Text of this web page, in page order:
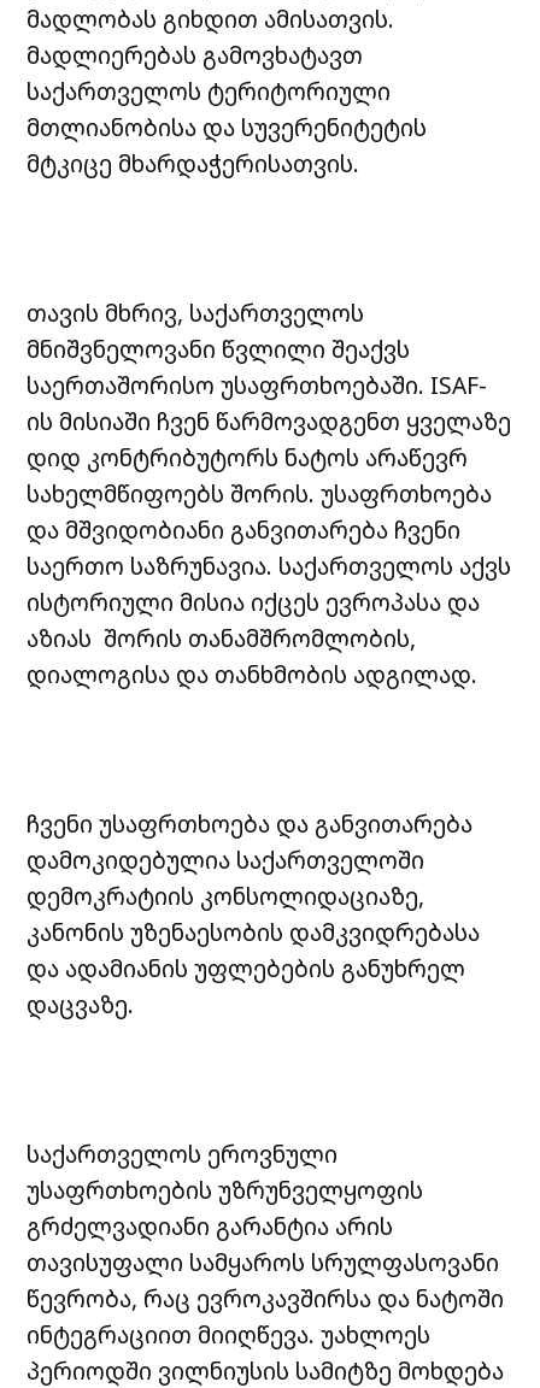
მადლობას გიხდით ამისათვის.
მადლიერებას გამოვხატავთ
საქართველოს ტერიტორიული
მთლიანობისა და სუვერენიტეტის
მტკიცე მხარდაჭერისათვის.
თავის მხრივ, საქართველოს
მნიშვნელოვანი წვლილი შეაქვს
საერთაშორისო უსაფრთხოებაში. ISAF-
ის მისიაში ჩვენ წარმოვადგენთ ყველაზე
დიდ კონტრიბუტორს ნატოს არაწევრ
სახელმწიფოებს შორის. უსაფრთხოება
და მშვიდობიანი განვითარება ჩვენი
საერთო საზრუნავია. საქართველოს აქვს
ისტორიული მისია იქცეს ევროპასა და
აზიას შორის თანამშრომლობის,
დიალოგისა და თანხმობის ადგილად.
ჩვენი უსაფრთხოება და განვითარება
დამოკიდებულია საქართველოში
დემოკრატიის კონსოლიდაციაზე,
კანონის უზენაესობის დამკვიდრებასა
და ადამიანის უფლებების განუხრელ
დაცვაზე.
საქართველოს ეროვნული
უსაფრთხოების უზრუნველყოფის
გრძელვადიანი გარანტია არის
თავისუფალი სამყაროს სრულფასოვანი
წევრობა, რაც ევროკავშირსა და ნატოში
ინტეგრაციით მიიღწევა. უახლოეს
პერიოდში ვილნიუსის სამიტზე მოხდება